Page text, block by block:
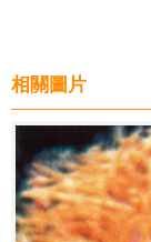
相關圖片